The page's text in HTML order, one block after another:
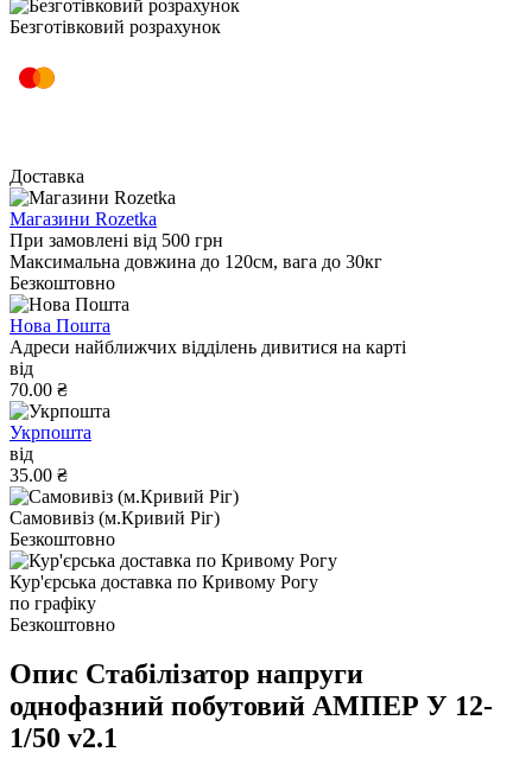
Безготівковий розрахунок
Доставка
Магазини Rozetka
При замовлені від 500 грн
Максимальна довжина до 120см, вага до 30кг
Безкоштовно
Нова Пошта
Адреси найближчих відділень дивитися на карті
від
70.00 ₴
Укрпошта
від
35.00 ₴
Самовивіз (м.Кривий Ріг)
Безкоштовно
Кур'єрська доставка по Кривому Рогу
по графіку
Безкоштовно
Опис Стабілізатор напруги
однофазний побутовий АМПЕР У 12-
1/50 v2.1